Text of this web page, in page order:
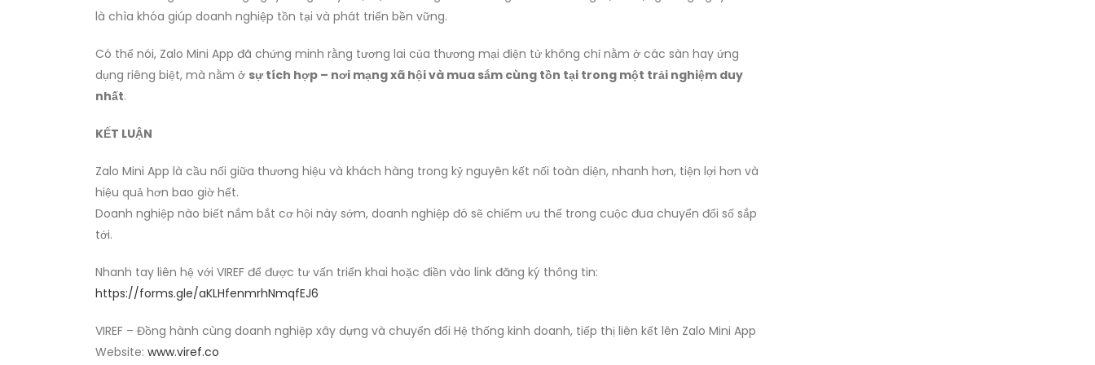
là chìa khóa giúp doanh nghiệp tồn tại và phát triển bền vững.
Có thể nói, Zalo Mini App đã chứng minh rằng tương lai của thương mại điện tử không chỉ nằm ở các sàn hay ứng
dụng riêng biệt, mà nằm ở sự tích hợp – nơi mạng xã hội và mua sắm cùng tồn tại trong một trải nghiệm duy
nhất.
KẾT LUẬN
Zalo Mini App là cầu nối giữa thương hiệu và khách hàng trong kỷ nguyên kết nối toàn diện, nhanh hơn, tiện lợi hơn và
hiệu quả hơn bao giờ hết.
Doanh nghiệp nào biết nắm bắt cơ hội này sớm, doanh nghiệp đó sẽ chiếm ưu thế trong cuộc đua chuyển đổi số sắp
tới.
Nhanh tay liên hệ với VIREF để được tư vấn triển khai hoặc điền vào link đăng ký thông tin:
https://forms.gle/aKLHfenmrhNmqfEJ6
VIREF – Đồng hành cùng doanh nghiệp xây dựng và chuyển đổi Hệ thống kinh doanh, tiếp thị liên kết lên Zalo Mini App
Website: www.viref.co